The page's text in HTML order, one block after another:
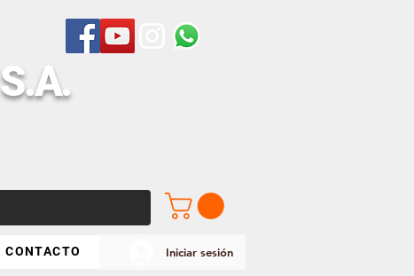
S.A.
CONTACTO Iniciar sesión